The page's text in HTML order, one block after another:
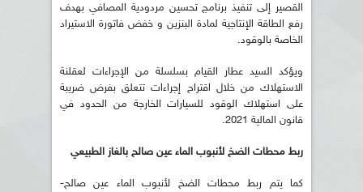
القصير إلى تنفيذ برنامج تحسين مردودية المصافي بهدف
رفع الطاقة الإنتاجية لمادة البنزين و خفض فاتورة الاستيراد
الخاصة بالوقود.
ويؤكد السيد عطار القيام بسلسلة من الإجراءات لعقلنة
الاستهلاك من خلال اقتراح إجراءات تتعلق بفرض ضريبة
على استهلاك الوقود للسيارات الخارجة من الحدود في
قانون المالية 2021.
ربط محطات الضخ لأنبوب الماء عين صالح بالغاز الطبيعي
كما يتم ربط محطات الضخ لأنبوب الماء عين صالح-